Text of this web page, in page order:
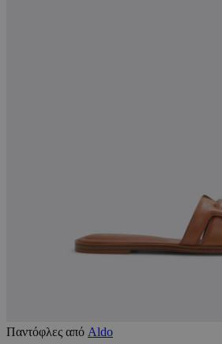
Παντόφλες από Aldo